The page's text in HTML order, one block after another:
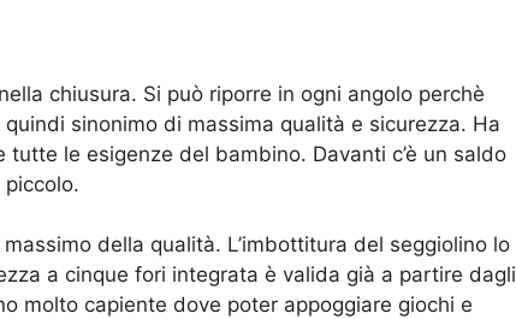
chiusura. Si può riporre in ogni angolo perchè
sinonimo di massima qualità e sicurezza. Ha
le esigenze del bambino. Davanti c’è un saldo
della qualità. L’imbottitura del seggiolino lo
a cinque fori integrata è valida già a partire dagli
molto capiente dove poter appoggiare giochi e